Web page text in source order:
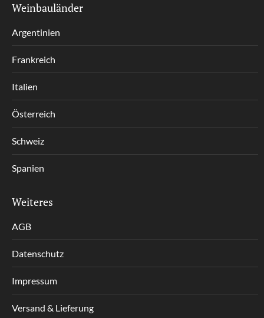
Weinbauländer
Argentinien
Frankreich
Italien
Österreich
Schweiz
Spanien
Weiteres
AGB
Datenschutz
Impressum
Versand & Lieferung